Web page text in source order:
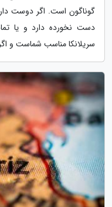
گوناگون است. اگر دوست
دست نخورده دارد و یا
سریلانکا مناسب شماست و